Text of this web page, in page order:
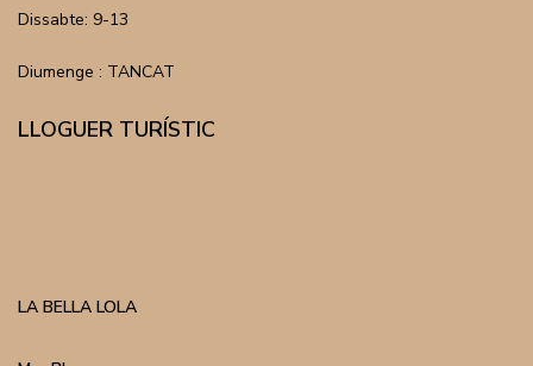
Dissabte: 9-13
Diumenge : TANCAT
LLOGUER TURÍSTIC
LA BELLA LOLA